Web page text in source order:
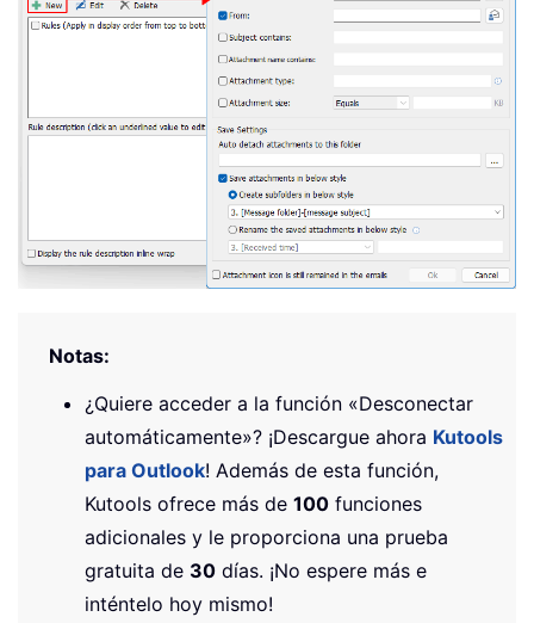
Notas:
¿Quiere acceder a la función «Desconectar
automáticamente»? ¡Descargue ahora Kutools
para Outlook! Además de esta función,
Kutools ofrece más de 100 funciones
adicionales y le proporciona una prueba
gratuita de 30 días. ¡No espere más e
inténtelo hoy mismo!